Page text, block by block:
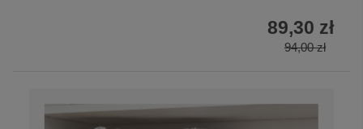
94,00 zł
89,30 zł